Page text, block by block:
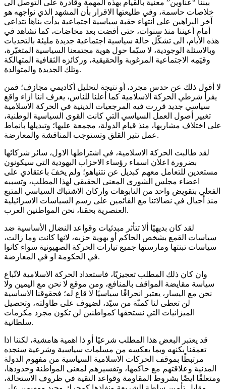
بيننا “عناوين” معنية بالقيام بهذه المهمة وقادرة على التوصل الى
خلاصات حاسمة، وفي طليعتها الاقرار بأن المشهد الذي نواجهه هو
آخر البراهين على انتهاء حقبة سياسية اجتماعية بدأت بناها تتداعى
أمام أعيننا منذ سنوات، حتى أفضت بعد مخاضات، كما نشاهد في
هذه الأيام، الى تشكّل حالة سياسية اجتماعية جديدة مليئة بالتحديات
وبالاسئلة الوجودية، لا سيّما حول هوية مجتمعنا السياسية المتغيّرة،
وقيَمِه الاجتماعية المرغوبة والحقيقية، وركائزه الثقافية المتهالكة
وتلك الجديدة والمتوالدة.
لا أقول ذلك عن حدس مجرد، أو نتيجة لتحليل أكاديمي مجازف؛ فمن
يقرأ شرطي الحركة الاسلامية كما أعلنا للناس، يعرف اننا ازاء واقع
سياسي جديد قررت فيه المرجعيات الدينية في الحركة الاسلامية
تغيير أصول العمل السياسي التي كانت القوى السياسية الوطنية،
على اختلاف مشاربها، منذ قيام الدولة، مجمعة عليها؛ وتبديلها بانماط
عمل تثير القلق وتستوجب المناقشة والمعارضة.
لقد طالبت الحركة الاسلامية، في اشتراطها الاول، سائر شركائها
بضرورة اعلان اسماء رؤساء الاحزاب اليهودية التي سيكونون
مستعدين للتعامل معهم كبديل عن نتنياهو؛ ولم يخفَ باعتقادي على
اعضاء مجلس الشورى المعنى الحقيقي لهذا المطلب، وتسببه
الفعلي بتقويض واحد من التابوهات واركان الاشتباك السياسي المتبع
منذ أجيال في نضالاتنا مع القائمين على رسم السياسات الاسرائيلية
العنصرية بحقنا، نحن المواطنين العرب.
لقد كان بديهيًا ألا تتأثر مبدئيات وقواعد النضال الأساسية ضد
سياسات القمع بشخص الحاكم أو بهوية حزبه، لانها كانت وما زالت،
سياسات تبنتها ومارستها جميع تيارات الحركة الصهيونية سواء كانوا
في الحكومة او في المعارضة.
وان كان ذلك المطلب تعجيزيًا، فاستعداد الحركة الاسلامية لاتّباع
سياسة مقايضة المواقف بالمنافع، ومن موقع لا نحن مع اليمين ولا
نحن مع اليسار، يعتبر انحرافًا سياسيًا لا قاع له؛ فحقوقنا الاساسية
لن تعطى لنا كمنّة من سيّد، لضيوف على طاولته، وتحصيل
الميزانيات التي نستحقها كمواطنين لن تكون مجرد مكرمات
سلطانية.
قد يعتبر البعض هذا المطلب شرعيًا أو ذا اهمية هامشية، لكننا اذا
تعمقنا بكنهه وبما يعكسه من مسلمات سياسية وشرعية سنجده
مرتبطًا بموقف الحركات الاسلامية السياسية من مفهوم الدولة
المدنية وعلاقتهم مع حاكمها، وتفسيرهم لمعنى المواطنة وحدودها،
ومتعلقًا ايضًا بشروط المقاومة وقواعد التقية في ظروف الاستحالة،